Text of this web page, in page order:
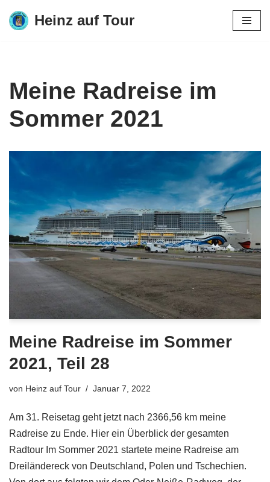
Zum
Heinz auf Tour
Meine Radreise im
Sommer 2021
Meine Radreise im Sommer
2021, Teil 28
von Heinz auf Tour Januar 7, 2022
Am 31. Reisetag geht jetzt nach 2366,56 km meine
Radreise zu Ende. Hier ein Überblick der gesamten
Radtour Im Sommer 2021 startete meine Radreise am
Dreiländereck von Deutschland, Polen und Tschechien.